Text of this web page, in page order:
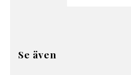
Se även